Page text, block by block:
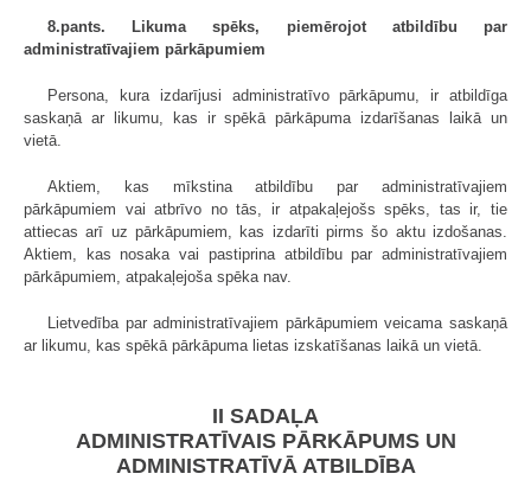
8.pants. Likuma spēks, piemērojot atbildību par
administratīvajiem pārkāpumiem
Persona, kura izdarījusi administratīvo pārkāpumu, ir atbildīga
saskaņā ar likumu, kas ir spēkā pārkāpuma izdarīšanas laikā un
vietā.
Aktiem, kas mīkstina atbildību par administratīvajiem
pārkāpumiem vai atbrīvo no tās, ir atpakaļejošs spēks, tas ir, tie
attiecas arī uz pārkāpumiem, kas izdarīti pirms šo aktu izdošanas.
Aktiem, kas nosaka vai pastiprina atbildību par administratīvajiem
pārkāpumiem, atpakaļejoša spēka nav.
Lietvedība par administratīvajiem pārkāpumiem veicama saskaņā
ar likumu, kas spēkā pārkāpuma lietas izskatīšanas laikā un vietā.
II SADAĻA
ADMINISTRATĪVAIS PĀRKĀPUMS UN
ADMINISTRATĪVĀ ATBILDĪBA